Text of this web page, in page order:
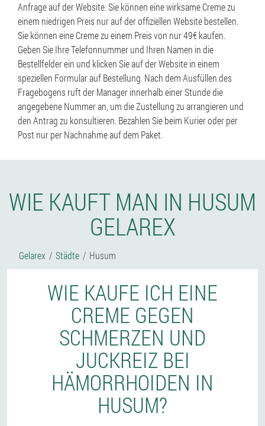
Anfrage auf der Website. Sie können eine wirksame Creme zu
einem niedrigen Preis nur auf der offiziellen Website bestellen.
Sie können eine Creme zu einem Preis von nur 49€ kaufen.
Geben Sie Ihre Telefonnummer und Ihren Namen in die
Bestellfelder ein und klicken Sie auf der Website in einem
speziellen Formular auf Bestellung. Nach dem Ausfüllen des
Fragebogens ruft der Manager innerhalb einer Stunde die
angegebene Nummer an, um die Zustellung zu arrangieren und
den Antrag zu konsultieren. Bezahlen Sie beim Kurier oder per
Post nur per Nachnahme auf dem Paket.
WIE KAUFT MAN IN HUSUM
GELAREX
Gelarex Städte Husum
WIE KAUFE ICH EINE
CREME GEGEN
SCHMERZEN UND
JUCKREIZ BEI
HÄMORRHOIDEN IN
HUSUM?